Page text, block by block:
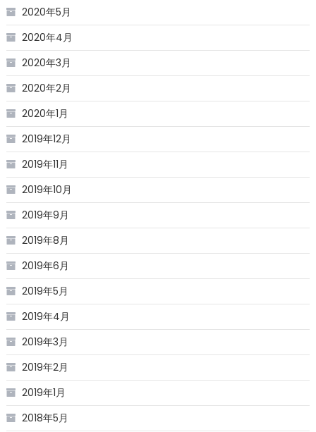
2020年5月
2020年4月
2020年3月
2020年2月
2020年1月
2019年12月
2019年11月
2019年10月
2019年9月
2019年8月
2019年6月
2019年5月
2019年4月
2019年3月
2019年2月
2019年1月
2018年5月